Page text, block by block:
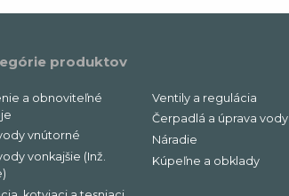
produktov
a obnoviteľné
vnútorné
vonkajšie (Inž.
Ventily a regulácia
Čerpadlá a úprava vody
Náradie
Kúpeľne a obklady